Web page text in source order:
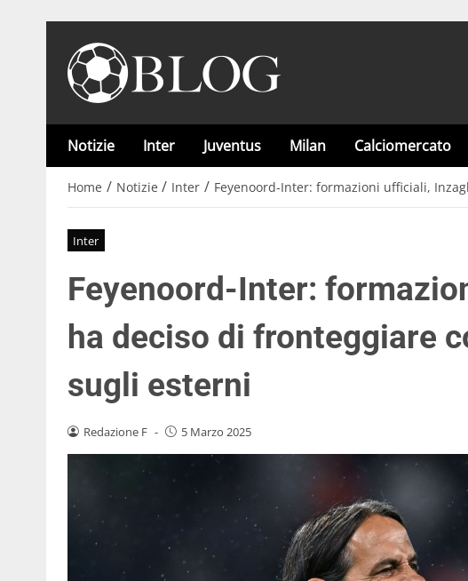
Notizie Inter Juventus Milan Calciomercato
Home / Notizie / Inter / Feyenoord-Inter: formazioni ufficiali,
Inter
Feyenoord-Inter:
ha deciso di fronteggiare
sugli esterni
Redazione F - 5 Marzo 2025